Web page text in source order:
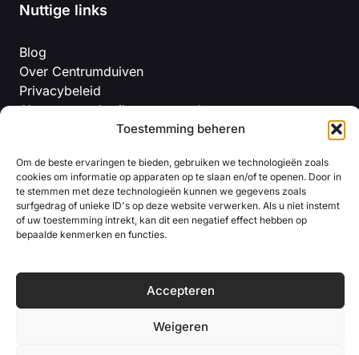
Toestemming beheren
Om de beste ervaringen te bieden, gebruiken we technologieën zoals
cookies om informatie op apparaten op te slaan en/of te openen. Door in
te stemmen met deze technologieën kunnen we gegevens zoals
surfgedrag of unieke ID's op deze website verwerken. Als u niet instemt
of uw toestemming intrekt, kan dit een negatief effect hebben op
bepaalde kenmerken en functies.
Accepteren
Weigeren
Nuttige links
Blog
Over Centrumduiven
Privacybeleid
Algemene gebruiksvoorwaarden
Wettelijke vermelding
© 2026 centrumduiven